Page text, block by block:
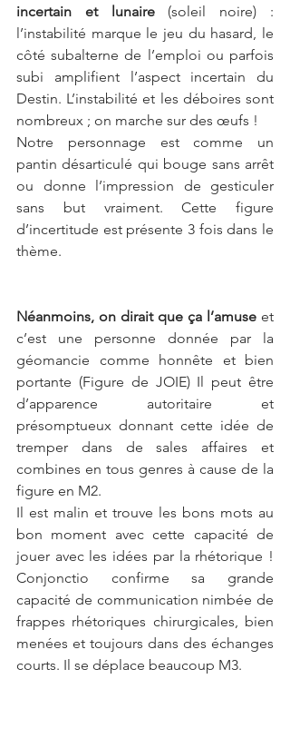
incertain et lunaire (soleil noire) :
l’instabilité marque le jeu du hasard, le
côté subalterne de l’emploi ou parfois
subi amplifient l’aspect incertain du
Destin. L’instabilité et les déboires sont
nombreux ; on marche sur des œufs !
Notre personnage est comme un
pantin désarticulé qui bouge sans arrêt
ou donne l’impression de gesticuler
sans but vraiment. Cette figure
d’incertitude est présente 3 fois dans le
thème.
Néanmoins, on dirait que ça l’amuse et
c’est une personne donnée par la
géomancie comme honnête et bien
portante (Figure de JOIE) Il peut être
d’apparence autoritaire et
présomptueux donnant cette idée de
tremper dans de sales affaires et
combines en tous genres à cause de la
figure en M2.
Il est malin et trouve les bons mots au
bon moment avec cette capacité de
jouer avec les idées par la rhétorique !
Conjonctio confirme sa grande
capacité de communication nimbée de
frappes rhétoriques chirurgicales, bien
menées et toujours dans des échanges
courts. Il se déplace beaucoup M3.